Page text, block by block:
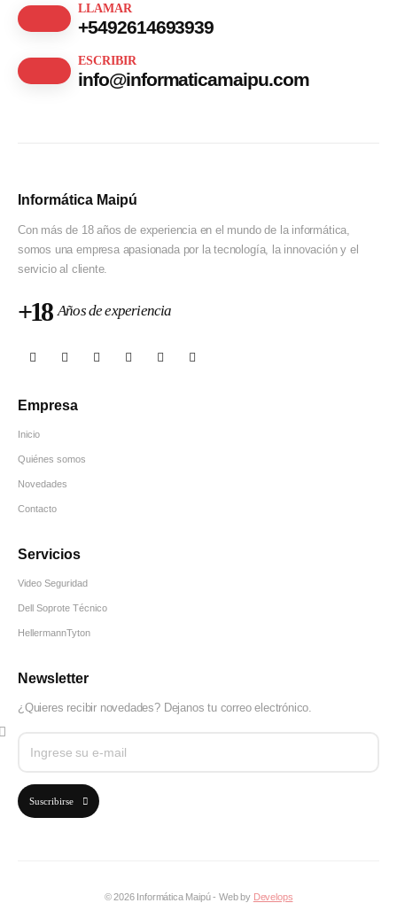
LLAMAR
+5492614693939
ESCRIBIR
info@informaticamaipu.com
Informática Maipú
Con más de 18 años de experiencia en el mundo de la informática,
somos una empresa apasionada por la tecnología, la innovación y el
servicio al cliente.
+18 Años de experiencia
Empresa
Inicio
Quiénes somos
Novedades
Contacto
Servicios
Video Seguridad
Dell Soprote Técnico
HellermannTyton
Newsletter
¿Quieres recibir novedades? Dejanos tu correo electrónico.
Suscribirse
© 2026 Informática Maipú - Web by Develops